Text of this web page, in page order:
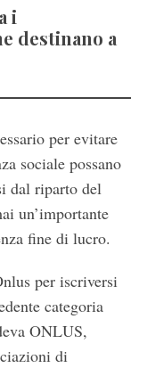
i
destinano a
per evitare
sociale possano
dal riparto del
un’importante
fine di lucro.
per iscriversi
categoria
ONLUS,
di